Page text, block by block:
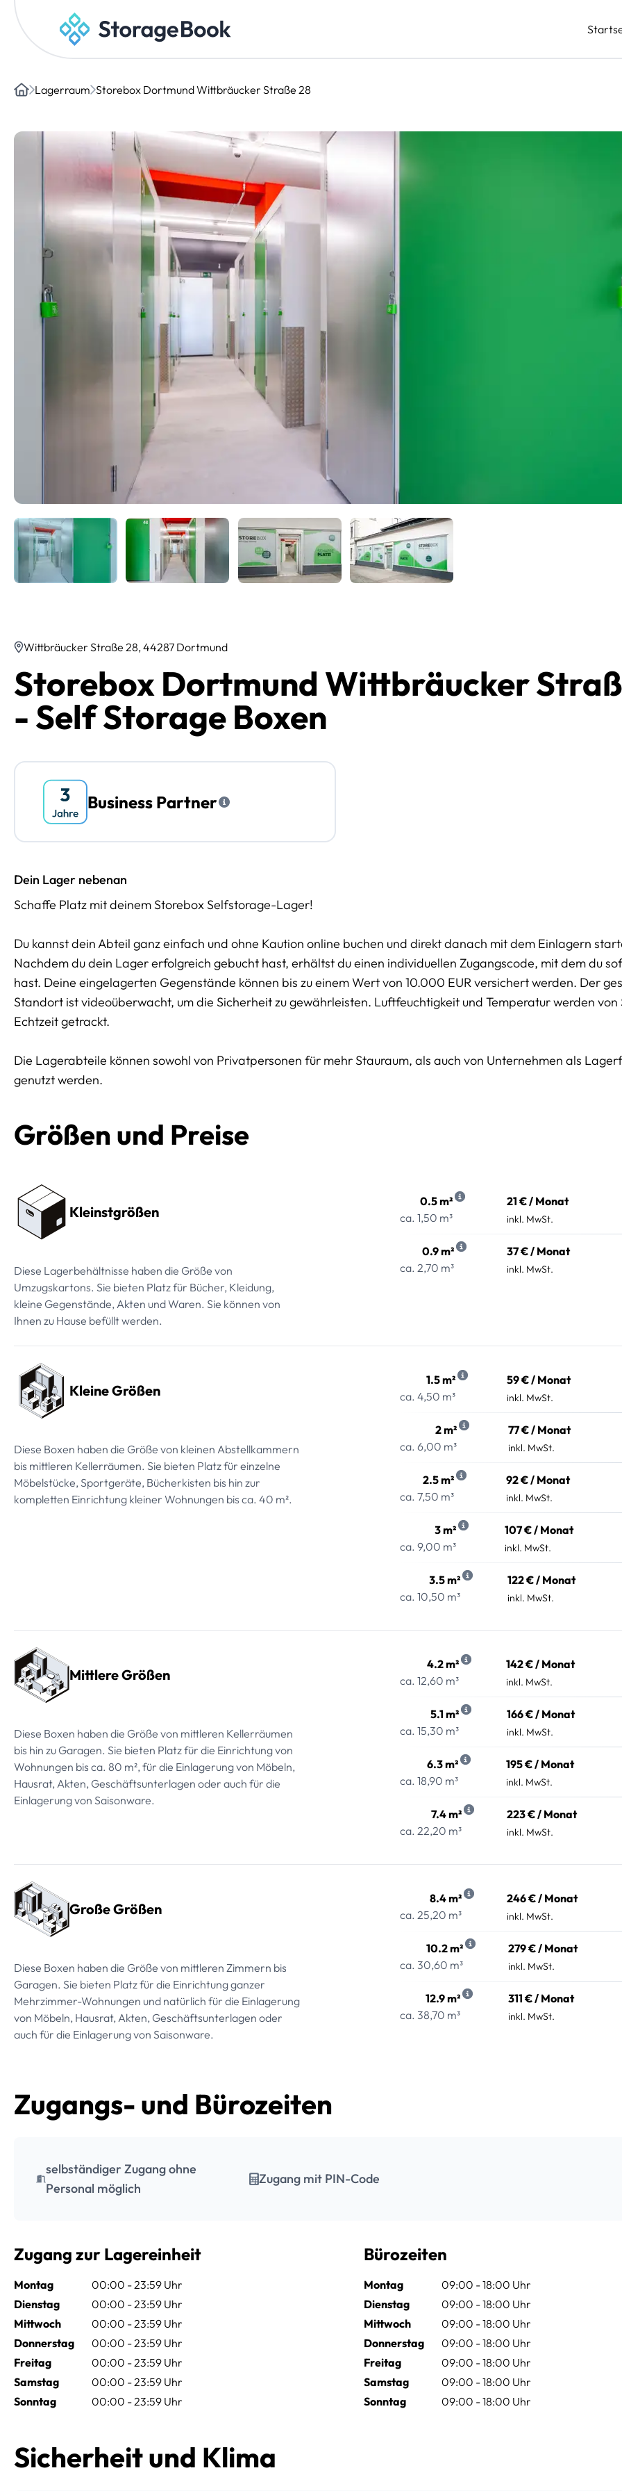
Lagerraum Storebox Dortmund Wittbräucker Straße 28
Wittbräucker Straße 28, 44287 Dortmund
Storebox Dortmund Wittbräucker
- Self Storage Boxen
Business Partner
Dein Lager nebenan
Schaffe Platz mit deinem Storebox Selfstorage-Lager!
Du kannst dein Abteil ganz einfach und ohne Kaution online buchen und direkt danach mit dem Einlagern
Nachdem du dein Lager erfolgreich gebucht hast, erhältst du einen individuellen Zugangscode, mit dem du
hast. Deine eingelagerten Gegenstände können bis zu einem Wert von 10.000 EUR versichert werden. Der
Standort ist videoüberwacht, um die Sicherheit zu gewährleisten. Luftfeuchtigkeit und Temperatur werden von
Echtzeit getrackt.
Die Lagerabteile können sowohl von Privatpersonen für mehr Stauraum, als auch von Unternehmen als
genutzt werden.
Größen und Preise
Kleinstgrößen
Diese Lagerbehältnisse haben die Größe von
Umzugskartons. Sie bieten Platz für Bücher, Kleidung,
kleine Gegenstände, Akten und Waren. Sie können von
Ihnen zu Hause befüllt werden.
0.5 m²
ca. 1,50 m³
21 € / Monat
inkl. MwSt.
0.9 m²
ca. 2,70 m³
37 € / Monat
inkl. MwSt.
Kleine Größen
Diese Boxen haben die Größe von kleinen Abstellkammern
bis mittleren Kellerräumen. Sie bieten Platz für einzelne
Möbelstücke, Sportgeräte, Bücherkisten bis hin zur
kompletten Einrichtung kleiner Wohnungen bis ca. 40 m².
1.5 m²
ca. 4,50 m³
59 € / Monat
inkl. MwSt.
2 m²
ca. 6,00 m³
77 € / Monat
inkl. MwSt.
2.5 m²
ca. 7,50 m³
92 € / Monat
inkl. MwSt.
3 m²
ca. 9,00 m³
107 € / Monat
inkl. MwSt.
3.5 m²
ca. 10,50 m³
122 € / Monat
inkl. MwSt.
Mittlere Größen
Diese Boxen haben die Größe von mittleren Kellerräumen
bis hin zu Garagen. Sie bieten Platz für die Einrichtung von
Wohnungen bis ca. 80 m², für die Einlagerung von Möbeln,
Hausrat, Akten, Geschäftsunterlagen oder auch für die
Einlagerung von Saisonware.
4.2 m²
ca. 12,60 m³
142 € / Monat
inkl. MwSt.
5.1 m²
ca. 15,30 m³
166 € / Monat
inkl. MwSt.
6.3 m²
ca. 18,90 m³
195 € / Monat
inkl. MwSt.
7.4 m²
ca. 22,20 m³
223 € / Monat
inkl. MwSt.
Große Größen
Diese Boxen haben die Größe von mittleren Zimmern bis
Garagen. Sie bieten Platz für die Einrichtung ganzer
Mehrzimmer-Wohnungen und natürlich für die Einlagerung
von Möbeln, Hausrat, Akten, Geschäftsunterlagen oder
auch für die Einlagerung von Saisonware.
8.4 m²
ca. 25,20 m³
246 € / Monat
inkl. MwSt.
10.2 m²
ca. 30,60 m³
279 € / Monat
inkl. MwSt.
12.9 m²
ca. 38,70 m³
311 € / Monat
inkl. MwSt.
Zugangs- und Bürozeiten
selbständiger Zugang ohne
Personal möglich
Zugang mit PIN-Code
Zugang zur Lagereinheit
Montag
00:00 - 23:59 Uhr
Dienstag
00:00 - 23:59 Uhr
Mittwoch
00:00 - 23:59 Uhr
Donnerstag
00:00 - 23:59 Uhr
Freitag
00:00 - 23:59 Uhr
Samstag
00:00 - 23:59 Uhr
Sonntag
00:00 - 23:59 Uhr
Bürozeiten
Montag
09:00 - 18:00 Uhr
Dienstag
09:00 - 18:00 Uhr
Mittwoch
09:00 - 18:00 Uhr
Donnerstag
09:00 - 18:00 Uhr
Freitag
09:00 - 18:00 Uhr
Samstag
09:00 - 18:00 Uhr
Sonntag
09:00 - 18:00 Uhr
Sicherheit und Klima